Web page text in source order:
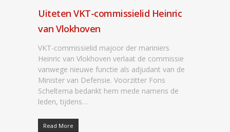
Uiteten VKT-commissielid Heinric
van Vlokhoven
VKT-commissielid majoor der mariniers
Heinric van Vlokhoven verlaat de commissie
vanwege nieuwe functie als adjudant van de
Minister van Defensie. Voorzitter Fons
Scheltema bedankt hem mede namens de
leden, tijdens…
Read More